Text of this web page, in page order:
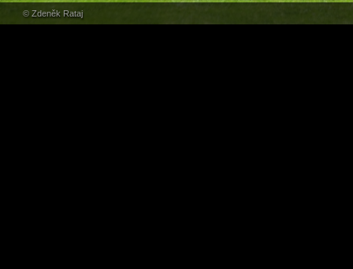
© Zdeněk Rataj